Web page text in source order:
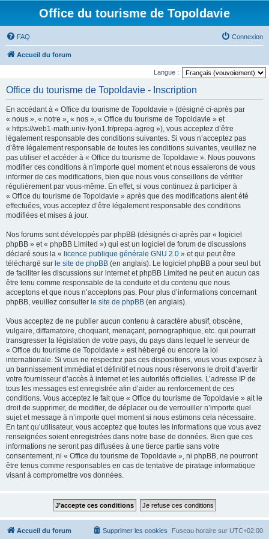
Office du tourisme de Topoldavie
FAQ Connexion
Accueil du forum
Langue :
Office du tourisme de Topoldavie - Inscription
En accédant à « Office du tourisme de Topoldavie » (désigné ci-après par
« nous », « notre », « nos », « Office du tourisme de Topoldavie » et
« https://web1-math.univ-lyon1.fr/prepa-agreg »), vous acceptez d’être
légalement responsable des conditions suivantes. Si vous n’acceptez pas
d’être légalement responsable de toutes les conditions suivantes, veuillez ne
pas utiliser et accéder à « Office du tourisme de Topoldavie ». Nous pouvons
modifier ces conditions à n’importe quel moment et nous essaierons de vous
informer de ces modifications, bien que nous vous conseillons de vérifier
régulièrement par vous-même. En effet, si vous continuez à participer à
« Office du tourisme de Topoldavie » après que des modifications aient été
effectuées, vous acceptez d’être légalement responsable des conditions
modifiées et mises à jour.
Nos forums sont développés par phpBB (désignés ci-après par « logiciel
phpBB » et « phpBB Limited ») qui est un logiciel de forum de discussions
déclaré sous la « licence publique générale GNU 2.0 » et qui peut être
téléchargé sur le site de phpBB (en anglais). Le logiciel phpBB a pour seul but
de faciliter les discussions sur internet et phpBB Limited ne peut en aucun cas
être tenu comme responsable de la conduite et du contenu que nous
acceptons et que nous n’acceptons pas. Pour plus d’informations concernant
phpBB, veuillez consulter le site de phpBB (en anglais).
Vous acceptez de ne publier aucun contenu à caractère abusif, obscène,
vulgaire, diffamatoire, choquant, menaçant, pornographique, etc. qui pourrait
transgresser la législation de votre pays, du pays dans lequel le serveur de
« Office du tourisme de Topoldavie » est hébergé ou encore la loi
internationale. Si vous ne respectez pas ces dispositions, vous vous exposez à
un bannissement immédiat et définitif et nous nous réservons le droit d’avertir
votre fournisseur d’accès à internet et les autorités officielles. L’adresse IP de
tous les messages est enregistrée afin d’aider au renforcement de ces
conditions. Vous acceptez le fait que « Office du tourisme de Topoldavie » ait le
droit de supprimer, de modifier, de déplacer ou de verrouiller n’importe quel
sujet et message à n’importe quel moment si nous estimons cela nécessaire.
En tant qu’utilisateur, vous acceptez que toutes les informations que vous avez
renseignées soient enregistrées dans notre base de données. Bien que ces
informations ne seront pas diffusées à une tierce partie sans votre
consentement, ni « Office du tourisme de Topoldavie », ni phpBB, ne pourront
être tenus comme responsables en cas de tentative de piratage informatique
visant à compromettre vos données.
Accueil du forum Fuseau horaire sur UTC+02:00
Supprimer les cookies